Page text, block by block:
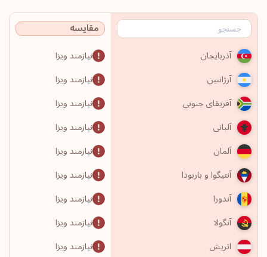
مقایسه
آذربایجان
نیازمند ویزا
آرژانتین
نیازمند ویزا
آفریقای جنوبی
نیازمند ویزا
آلبانی
نیازمند ویزا
آلمان
نیازمند ویزا
آنتیگوا و باربودا
نیازمند ویزا
آندورا
نیازمند ویزا
آنگولا
نیازمند ویزا
اتریش
نیازمند ویزا